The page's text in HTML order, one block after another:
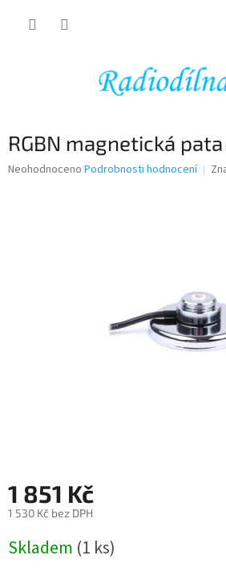
RGBN magnetická pata
Průměrné
Neohodnoceno Podrobnosti hodnocení
1 851 Kč
1 530 Kč bez DPH
cena:
Skladem (1 ks)